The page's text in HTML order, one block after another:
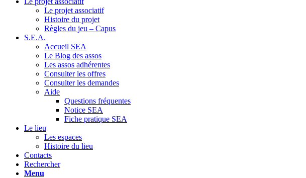
Le projet associatif
Histoire du projet
Règles du jeu – Capus
S.E.A.
Accueil SEA
Le Blog des assos
Les assos adhérentes
Consulter les offres
Consulter les demandes
Aide
Questions fréquentes
Notice SEA
Fiche pratique SEA
Le lieu
Les espaces
Histoire du lieu
Contacts
Rechercher
Menu